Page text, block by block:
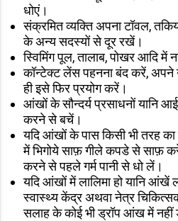
धोएं।
संक्रमित व्यक्ति अपना टॉवल,
के अन्य सदस्यों से दूर रखें।
स्विमिंग पूल, तालाब, पोखर आदि में
कॉन्टेक्ट लेंस पहनना बंद करें, अपने
ही इसे फिर प्रयोग करें।
आंखों के सौन्दर्य प्रसाधनों यानि
करने से बचें।
यदि आंखों के पास किसी भी तरह का
में भिगोये साफ़ गीले कपडे से साफ़
करने से पहले गर्म पानी से धो लें।
यदि आंखों में लालिमा हो यानि आंखें
स्वास्थ्य केंद्र अथवा नेत्र
सलाह के कोई भी ड्रॉप आंख में नहीं